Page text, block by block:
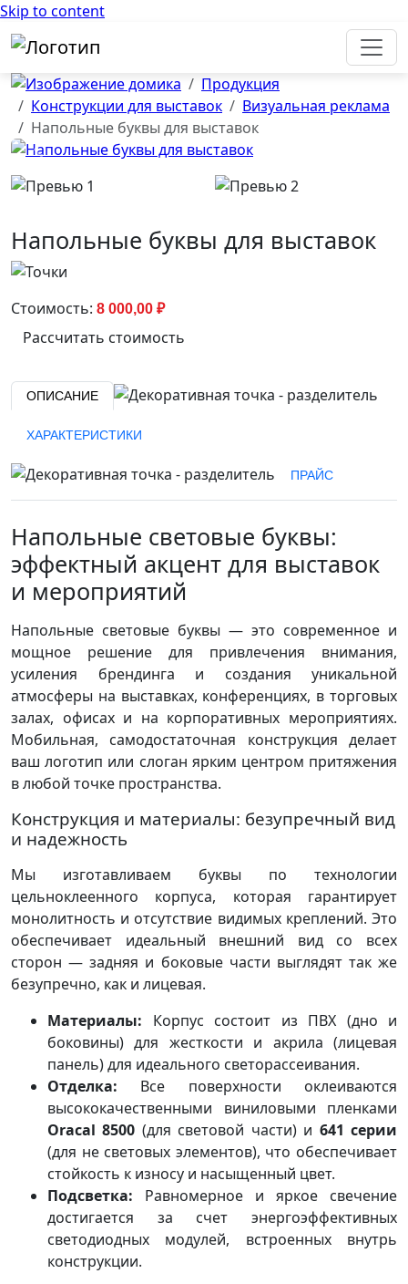
Skip to content
Продукция
Конструкции для выставок
Визуальная реклама
Напольные буквы для выставок
Previous
Напольные буквы для выставок
Стоимость: 8 000,00 ₽
Рассчитать стоимость
ОПИСАНИЕ
ХАРАКТЕРИСТИКИ
ПРАЙС
Напольные световые буквы:
эффектный акцент для выставок
и мероприятий
Напольные световые буквы — это современное и
мощное решение для привлечения внимания,
усиления брендинга и создания уникальной
атмосферы на выставках, конференциях, в торговых
залах, офисах и на корпоративных мероприятиях.
Мобильная, самодостаточная конструкция делает
ваш логотип или слоган ярким центром притяжения
в любой точке пространства.
Конструкция и материалы: безупречный вид
и надежность
Мы изготавливаем буквы по технологии
цельноклеенного корпуса, которая гарантирует
монолитность и отсутствие видимых креплений. Это
обеспечивает идеальный внешний вид со всех
сторон — задняя и боковые части выглядят так же
безупречно, как и лицевая.
Материалы: Корпус состоит из ПВХ (дно и
боковины) для жесткости и акрила (лицевая
панель) для идеального светорассеивания.
Отделка: Все поверхности оклеиваются
высококачественными виниловыми пленками
Oracal 8500 (для световой части) и 641 серии
(для не световых элементов), что обеспечивает
стойкость к износу и насыщенный цвет.
Подсветка: Равномерное и яркое свечение
достигается за счет энергоэффективных
светодиодных модулей, встроенных внутрь
конструкции.